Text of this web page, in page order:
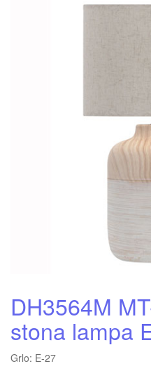
DH3564M
stona lampa
Grlo: E-27